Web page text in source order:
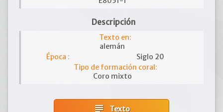
Descripción
Texto en:
alemán
Época :
Siglo 20
Tipo de formación coral:
Coro mixto
subject Texto